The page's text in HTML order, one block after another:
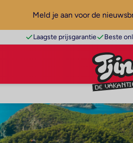
Meld je aan voor de
Laagste prijsgarantie Beste